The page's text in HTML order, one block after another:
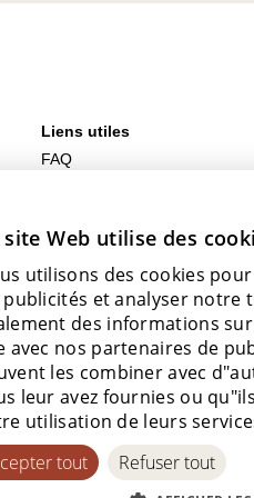
Liens utiles
FAQ
vente)
site Web utilise des
utilisons des cookies
publicités et analyser notre
des informations
avec nos partenaires de
les combiner avec
leur avez fournies ou
utilisation de leurs
tout
Refuser tout